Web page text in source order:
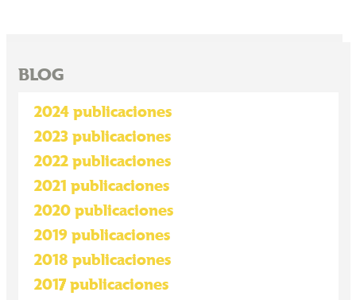
BLOG
2024 publicaciones
2023 publicaciones
2022 publicaciones
2021 publicaciones
2020 publicaciones
2019 publicaciones
2018 publicaciones
2017 publicaciones